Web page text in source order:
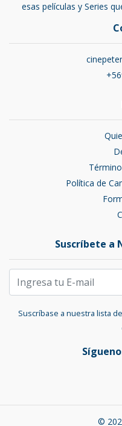
esas películas y Series
Política de
Suscríbete a
Suscríbase a nuestra lista
©